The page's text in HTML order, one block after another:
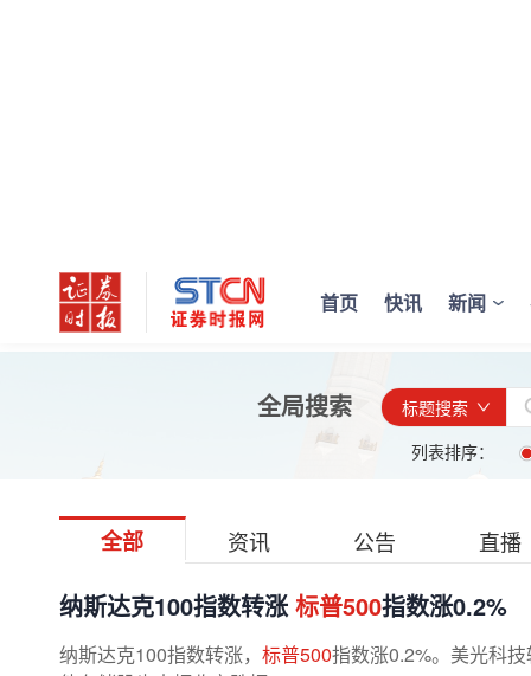
首页 快讯 新闻
全局搜索
标题搜索
列表排序：
全部 资讯 公告 直播
纳斯达克100指数转涨标普500指数涨0.2%
纳斯达克100指数转涨， 标普500指数涨0.2%。美光科